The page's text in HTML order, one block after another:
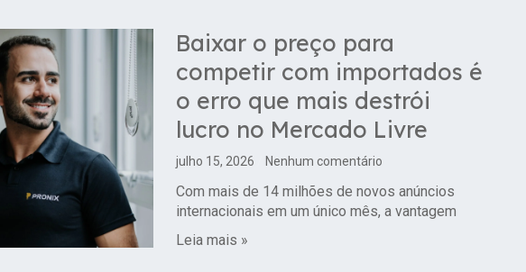
Baixar o preço para
competir com importados é
o erro que mais destrói
lucro no Mercado Livre
julho 15, 2026 Nenhum comentário
Com mais de 14 milhões de novos anúncios
internacionais em um único mês, a vantagem
Leia mais »